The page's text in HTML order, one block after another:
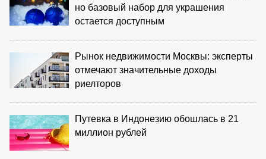
но базовый набор для украшения
остается доступным
Рынок недвижимости Москвы: эксперты
отмечают значительные доходы
риелторов
Путевка в Индонезию обошлась в 21
миллион рублей